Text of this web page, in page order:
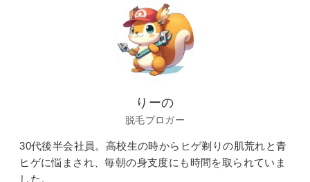
りーの
脱毛ブロガー
30代後半会社員。高校生の時からヒゲ剃りの肌荒れと青
ヒゲに悩まされ、毎朝の身支度にも時間を取られていま
した。